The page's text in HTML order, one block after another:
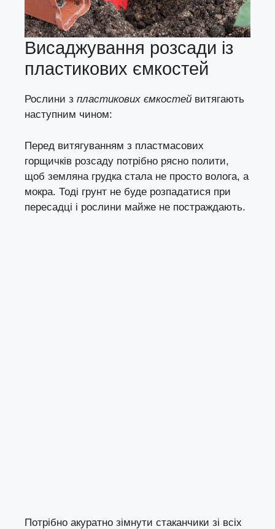
Висаджування розсади із
пластикових ємкостей
Рослини з пластикових ємкостей витягають
наступним чином:
Перед витягуванням з пластмасових
горщичків розсаду потрібно рясно полити,
щоб земляна грудка стала не просто волога, а
мокра. Тоді грунт не буде розпадатися при
пересадці і рослини майже не постраждають.
Потрібно акуратно зімнути стаканчики зі всіх